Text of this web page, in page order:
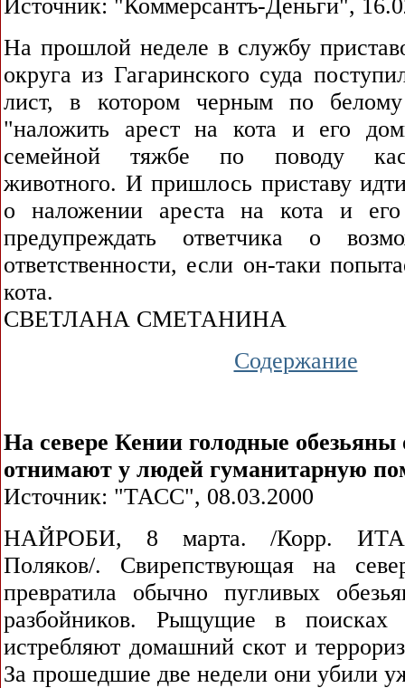
Источник: "Коммерсантъ-Деньги",
На прошлой неделе в службу
округа из Гагаринского суда
лист, в котором черным по
"наложить арест на кота и его
семейной тяжбе по поводу
животного. И пришлось приставу
о наложении ареста на кота и
предупреждать ответчика о
ответственности, если он-таки
кота.
СВЕТЛАНА СМЕТАНИНА
Содержание
На севере Кении голодные обезьяны
отнимают у людей гуманитарную
Источник: "ТАСС", 08.03.2000
НАЙРОБИ, 8 марта. /Корр.
Поляков/. Свирепствующая на
превратила обычно пугливых
разбойников. Рыщущие в
истребляют домашний скот и
За прошедшие две недели они убили